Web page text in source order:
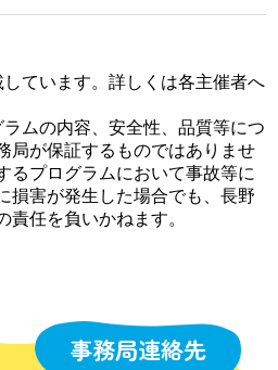
ています。詳しくは各主催者へ
ムの内容、安全性、品質等につ
局が保証するものではありませ
るプログラムにおいて事故等に
損害が発生した場合でも、長野
任を負いかねます。
事務局連絡先